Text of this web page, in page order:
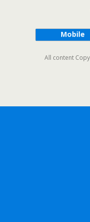
Mobile
All content